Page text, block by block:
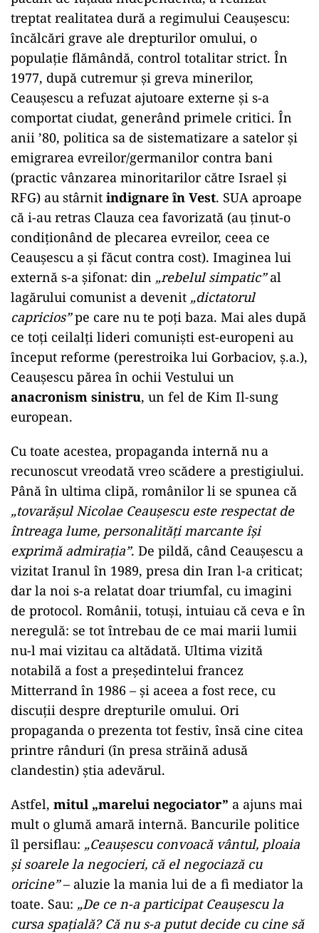
treptat realitatea dură a regimului Ceaușescu:
încălcări grave ale drepturilor omului, o
populație flămândă, control totalitar strict. În
1977, după cutremur și greva minerilor,
Ceaușescu a refuzat ajutoare externe și s-a
comportat ciudat, generând primele critici. În
anii ’80, politica sa de sistematizare a satelor și
emigrarea evreilor/germanilor contra bani
(practic vânzarea minoritarilor către Israel și
RFG) au stârnit indignare în Vest. SUA aproape
că i-au retras Clauza cea favorizată (au ținut-o
condiționând de plecarea evreilor, ceea ce
Ceaușescu a și făcut contra cost). Imaginea lui
externă s-a șifonat: din „rebelul simpatic”al
lagărului comunist a devenit „dictatorul
capricios”pe care nu te poți baza. Mai ales după
ce toți ceilalți lideri comuniști est-europeni au
început reforme (perestroika lui Gorbaciov, ș.a.),
Ceaușescu părea în ochii Vestului un
anacronism sinistru, un fel de Kim Il-sung
european.
Cu toate acestea, propaganda internă nu a
recunoscut vreodată vreo scădere a prestigiului.
Până în ultima clipă, românilor li se spunea că
„tovarășul Nicolae Ceaușescu este respectat de
întreaga lume, personalități marcante își
exprimă admirația”. De pildă, când Ceaușescu a
vizitat Iranul în 1989, presa din Iran l-a criticat;
dar la noi s-a relatat doar triumfal, cu imagini
de protocol. Românii, totuși, intuiau că ceva e în
neregulă: se tot întrebau de ce mai marii lumii
nu-l mai vizitau ca altădată. Ultima vizită
notabilă a fost a președintelui francez
Mitterrand în 1986 – și aceea a fost rece, cu
discuții despre drepturile omului. Ori
propaganda o prezenta tot festiv, însă cine citea
printre rânduri (în presa străină adusă
clandestin) știa adevărul.
Astfel, mitul „marelui negociator” a ajuns mai
mult o glumă amară internă. Bancurile politice
îl persiflau: „Ceaușescu convoacă vântul, ploaia
și soarele la negocieri, că el negociază cu
oricine”– aluzie la mania lui de a fi mediator la
toate. Sau: „De ce n-a participat Ceaușescu la
cursa spațială? Că nu s-a putut decide cu cine să